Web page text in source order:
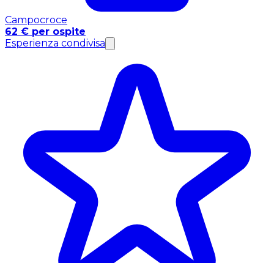
Campocroce
62 € per ospite
Esperienza condivisa